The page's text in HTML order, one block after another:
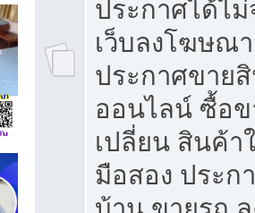
ประกาศได้ไ
เว็บลงโฆษณ
ประกาศขาย
ออนไลน์ ซื้อ
เปลี่ยน สินค้า
มือสอง ประก